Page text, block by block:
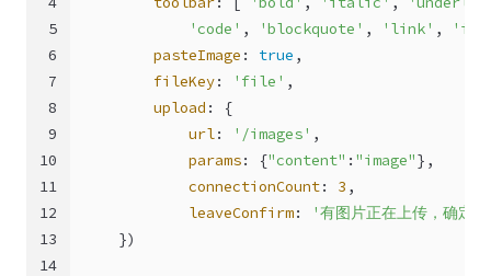
5
6
7
8
9
10
11
12
13
14
'code' , 'blockquote' , 'link' ,
pasteImage : true ,
fileKey: 'file' ,
upload : {
url: '/images' ,
params: {"content" : "image"},
connectionCount: 3 ,
leaveConfirm:
'有图片正在上传，确定
    })